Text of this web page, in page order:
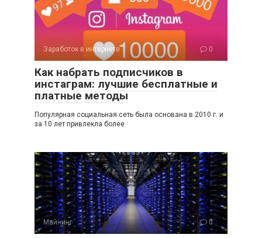
Заработок в интернете 0
Как набрать подписчиков в
инстаграм: лучшие бесплатные и
платные методы
Популярная социальная сеть была основана в 2010 г. и
за 10 лет привлекла более
Майнинг 0